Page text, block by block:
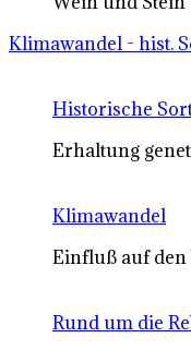
Klimawandel - hist.
Historische
Erhaltung
Klimawandel
Einfluß auf den
Rund um die